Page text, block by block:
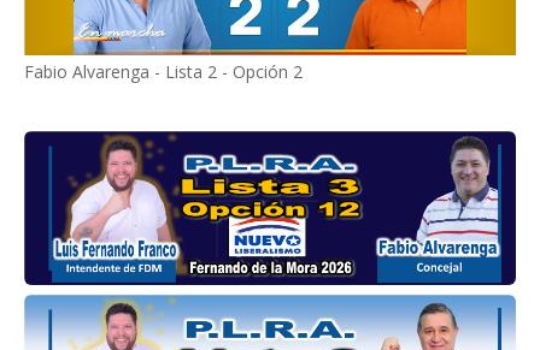
Fabio Alvarenga - Lista 2 - Opción 2